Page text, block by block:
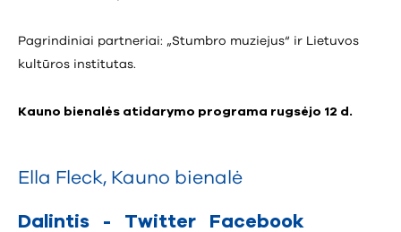
Pagrindiniai partneriai: „Stumbro muziejus“ ir Lietuvos
kultūros institutas.
Kauno bienalės atidarymo programa rugsėjo 12 d.
Ella Fleck, Kauno bienalė
Dalintis - Twitter
Facebook